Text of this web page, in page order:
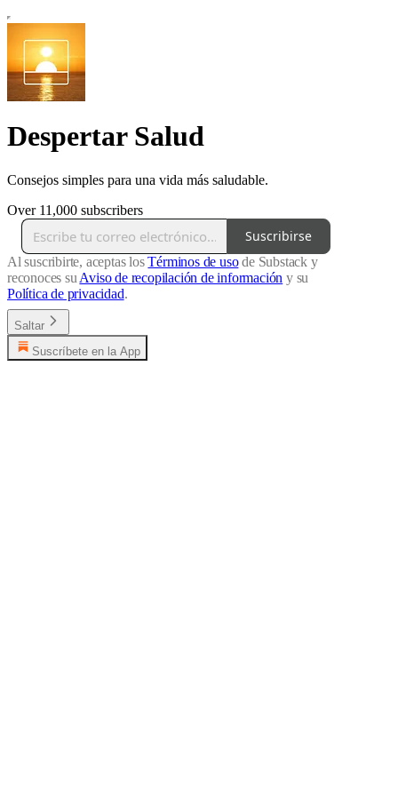
Despertar Salud
Consejos simples para una vida más saludable.
Over 11,000 subscribers
Suscribirse
Al suscribirte, aceptas losTérminos de usode Substack y
reconoces su Aviso de recopilación de información y su
Política de privacidad.
Saltar
Suscríbete en la App